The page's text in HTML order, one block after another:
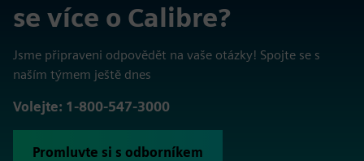
se více o Calibre?
Jsme připraveni odpovědět na vaše otázky! Spojte se s
naším týmem ještě dnes
Volejte: 1-800-547-3000
Promluvte si s odborníkem